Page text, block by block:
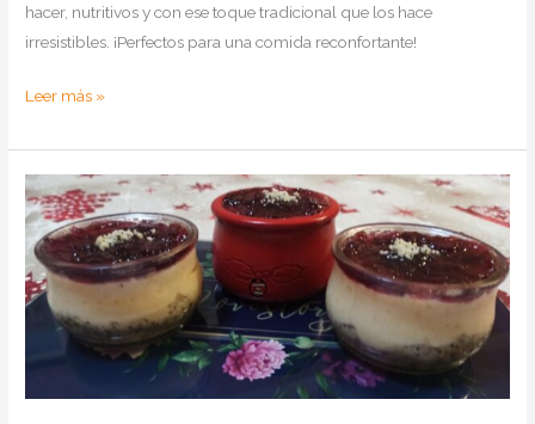
hacer, nutritivos y con ese toque tradicional que los hace
irresistibles. ¡Perfectos para una comida reconfortante!
Como
garbanzos
a
la
catalana
en
Thermomix
Leer más »